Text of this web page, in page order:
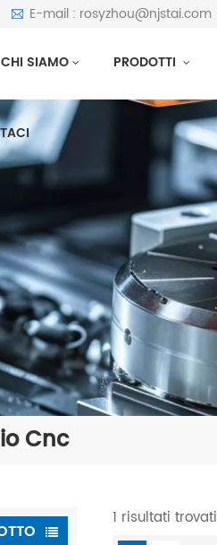
E-mail : rosyzhou@njstai.com
CHI SIAMO PRODOTTI
Cnc
1 risultati